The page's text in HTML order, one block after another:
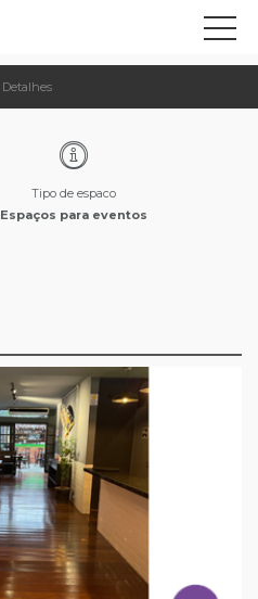
Detalhes
Tipo de espaco
Espaços para eventos